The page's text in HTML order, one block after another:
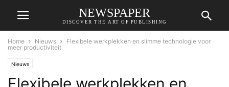
NEWSPAPER
DISCOVER THE ART OF PUBLISHING
Home Nieuws
Flexibele werkplekken en slimme technologie voor
meer productiviteit
Nieuws